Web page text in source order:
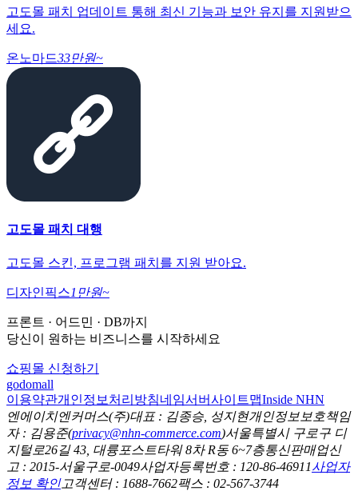
고도몰 패치 업데이트 통해 최신 기능과 보안 유지를 지원받으
세요.
온노마드33만원~
고도몰 패치 대행
고도몰 스킨, 프로그램 패치를 지원 받아요.
디자인픽스1만원~
프론트 · 어드민 · DB까지
당신이 원하는 비즈니스를 시작하세요
쇼핑몰 신청하기
godomall
이용약관개인정보처리방침네임서버사이트맵Inside NHN
엔에이치엔커머스(주)대표 : 김종승, 성지현개인정보보호책임
자 : 김용준(privacy@nhn-commerce.com)서울특별시 구로구 디
지털로26길 43, 대륭포스트타워 8차 R동 6~7층통신판매업신
고 : 2015-서울구로-0049사업자등록번호 : 120-86-46911사업자
정보 확인고객센터 : 1688-7662팩스 : 02-567-3744